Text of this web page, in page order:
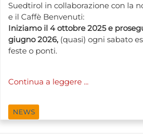
Suedtirol in collaborazione con la
e il Caffè Benvenuti:
Iniziamo il 4 ottobre 2025 e
giugno 2026, (quasi) ogni sabato
feste o ponti.
Continua a leggere ...
NEWS